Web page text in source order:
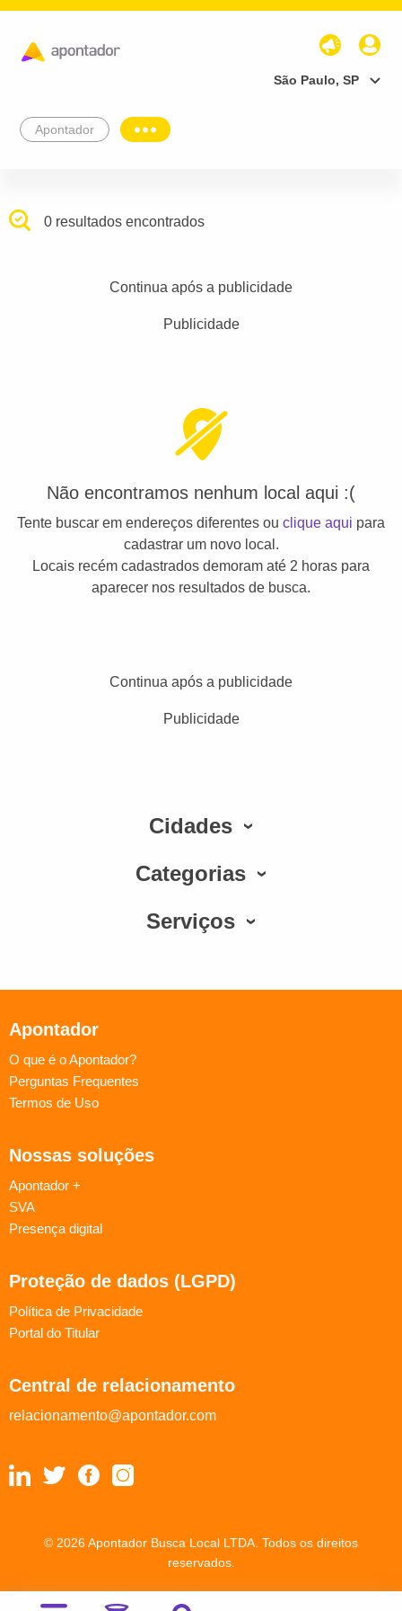
São Paulo, SP
Apontador
0 resultados encontrados
Continua após a publicidade
Publicidade
Não encontramos nenhum local aqui :(
Tente buscar em endereços diferentes ou clique aqui para
cadastrar um novo local.
Locais recém cadastrados demoram até 2 horas para
aparecer nos resultados de busca.
Continua após a publicidade
Publicidade
Cidades
Categorias
Serviços
Apontador
O que é o Apontador?
Perguntas Frequentes
Termos de Uso
Nossas soluções
Apontador +
SVA
Presença digital
Proteção de dados (LGPD)
Política de Privacidade
Portal do Titular
Central de relacionamento
relacionamento@apontador.com
© 2026 Apontador Busca Local LTDA. Todos os direitos
reservados.